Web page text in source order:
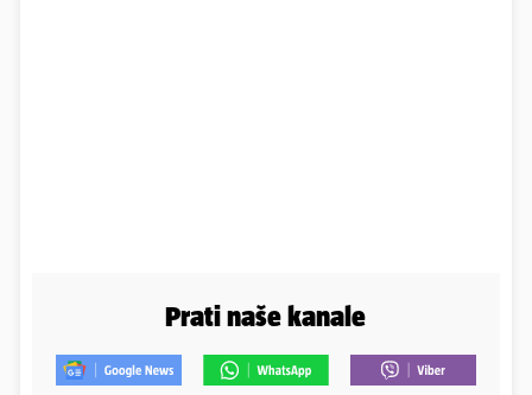
Prati naše kanale